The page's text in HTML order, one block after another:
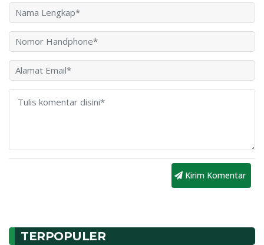
Kirim Komentar
TERPOPULER